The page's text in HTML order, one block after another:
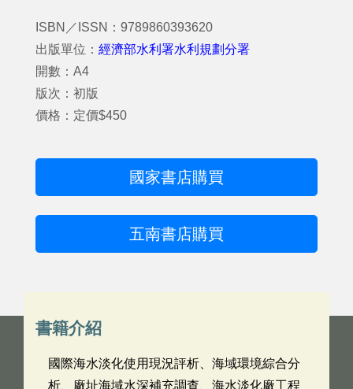
ISBN／ISSN：9789860393620
出版單位： 經濟部水利署水利規劃分署
開數：A4
版次：初版
價格：定價$450
國家書店購買
五南書店購買
書籍介紹
國際海水淡化使用現況評析、海域環境綜合分
析、廠址海域水深補充調查、海水淡化廠工程